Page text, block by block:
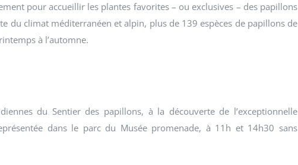
pour accueillir les plantes favorites – ou exclusives – des papillons
du climat méditerranéen et alpin, plus de 139 espèces de papillons de
à l’automne.
du Sentier des papillons, à la découverte de l’exceptionnelle
dans le parc du Musée promenade, à 11h et 14h30 sans